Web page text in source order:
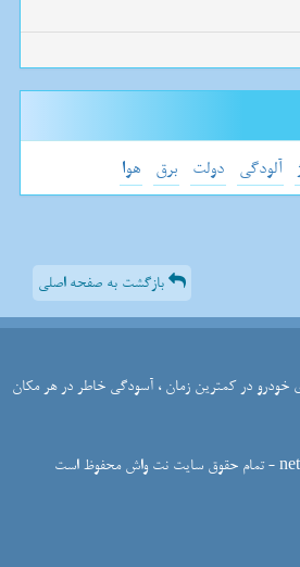
آلودگی دولت برق هوا
بازگشت به صفحه اصلی
در کمترین زمان ، آسودگی خاطر در هر مکان